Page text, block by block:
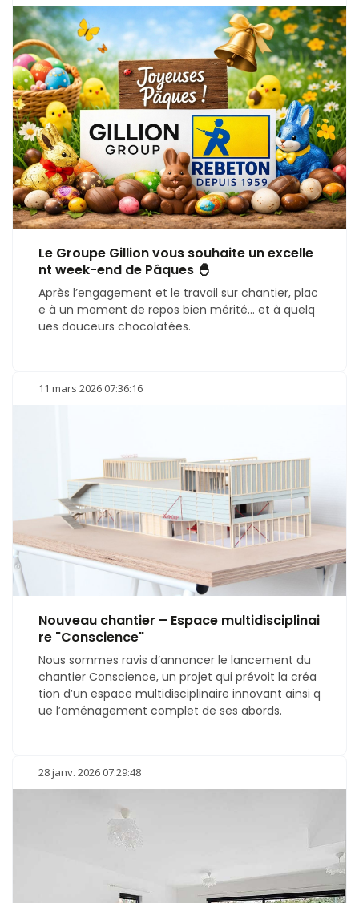
Le Groupe Gillion vous souhaite un excelle
nt week-end de Pâques 🐣
Après l’engagement et le travail sur chantier, plac
e à un moment de repos bien mérité… et à quelq
ues douceurs chocolatées.
11 mars 2026 07:36:16
Nouveau chantier – Espace multidisciplinai
re "Conscience"
Nous sommes ravis d’annoncer le lancement du
chantier Conscience, un projet qui prévoit la créa
tion d’un espace multidisciplinaire innovant ainsi q
ue l’aménagement complet de ses abords.
28 janv. 2026 07:29:48